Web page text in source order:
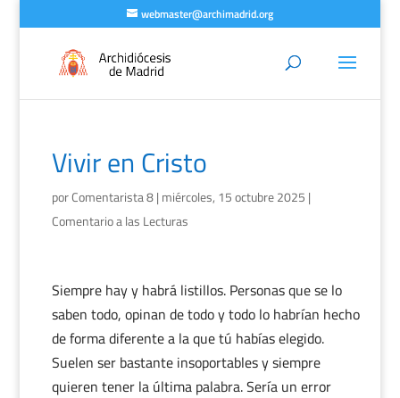
webmaster@archimadrid.org
Vivir en Cristo
porComentarista 8| miércoles, 15 octubre 2025 |
Comentario a las Lecturas
Siempre hay y habrá listillos. Personas que se lo
saben todo, opinan de todo y todo lo habrían hecho
de forma diferente a la que tú habías elegido.
Suelen ser bastante insoportables y siempre
quieren tener la última palabra. Sería un error